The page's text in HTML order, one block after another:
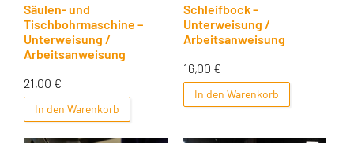
Säulen- und
Tischbohrmaschine –
Unterweisung /
Arbeitsanweisung
21,00 €
In den Warenkorb
Schleifbock –
Unterweisung /
Arbeitsanweisung
16,00 €
In den Warenkorb